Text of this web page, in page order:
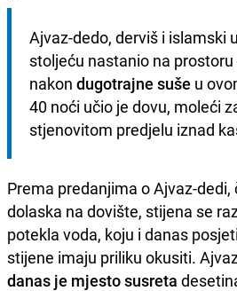
Ajvaz-dedo, derviš i islamski
stoljeću nastanio na
nakon dugotrajne suše u
40 noći učio je dovu, moleći
stjenovitom predjelu iznad
Prema predanjima o Ajvaz-
dolaska na dovište, stijena se
potekla voda, koju i danas
stijene imaju priliku okusiti.
danas je mjesto susreta